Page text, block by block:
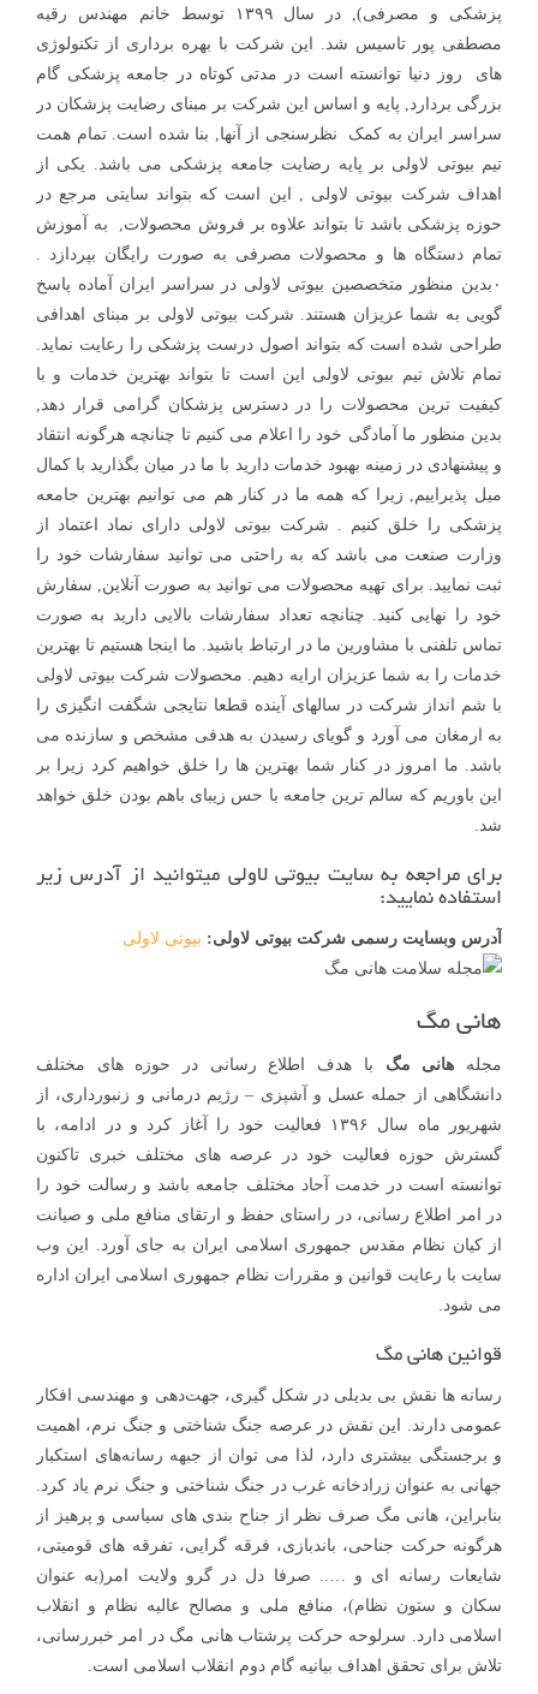
پزشکی و مصرفی), در سال ۱۳۹۹ توسط خانم مهندس رقیه
مصطفی پور تاسیس شد. این شرکت با بهره برداری از تکنولوژی
های روز دنیا توانسته است در مدتی کوتاه در جامعه پزشکی گام
بزرگی بردارد, پایه و اساس این شرکت بر مبنای رضایت پزشکان در
سراسر ایران به کمک نظرسنجی از آنها, بنا شده است. تمام همت
تیم بیوتی لاولی بر پایه رضایت جامعه پزشکی می باشد. یکی از
اهداف شرکت بیوتی لاولی , این است که بتواند سایتی مرجع در
حوزه پزشکی باشد تا بتواند علاوه بر فروش محصولات, به آموزش
تمام دستگاه ها و محصولات مصرفی به صورت رایگان بپردازد .
۰بدین منظور متخصصین بیوتی لاولی در سراسر ایران آماده پاسخ
گویی به شما عزیزان هستند. شرکت بیوتی لاولی بر مبنای اهدافی
طراحی شده است که بتواند اصول درست پزشکی را رعایت نماید.
تمام تلاش تیم بیوتی لاولی این است تا بتواند بهترین خدمات و با
کیفیت ترین محصولات را در دسترس پزشکان گرامی قرار دهد,
بدین منظور ما آمادگی خود را اعلام می کنیم تا چنانچه هرگونه انتقاد
و پیشنهادی در زمینه بهبود خدمات دارید با ما در میان بگذارید با کمال
میل پذیراییم, زیرا که همه ما در کنار هم می توانیم بهترین جامعه
پزشکی را خلق کنیم . شرکت بیوتی لاولی دارای نماد اعتماد از
وزارت صنعت می باشد که به راحتی می توانید سفارشات خود را
ثبت نمایید. برای تهیه محصولات می توانید به صورت آنلاین, سفارش
خود را نهایی کنید. چنانچه تعداد سفارشات بالایی دارید به صورت
تماس تلفنی با مشاورین ما در ارتباط باشید. ما اینجا هستیم تا بهترین
خدمات را به شما عزیزان ارایه دهیم. محصولات شرکت بیوتی لاولی
با شم انداز شرکت در سالهای آینده قطعا نتایجی شگفت انگیزی را
به ارمغان می آورد و گویای رسیدن به هدفی مشخص و سازنده می
باشد. ما امروز در کنار شما بهترین ها را خلق خواهیم کرد زیرا بر
این باوریم که سالم ترین جامعه با حس زیبای باهم بودن خلق خواهد
شد.
برای مراجعه به سایت بیوتی لاولی میتوانید از آدرس زیر
استفاده نمایید:
آدرس وبسایت رسمی شرکت بیوتی لاولی: بیوتی لاولی
هانی مگ
مجله هانی مگ با هدف اطلاع رسانی در حوزه های مختلف
دانشگاهی از جمله عسل و آشپزی – رژیم درمانی و زنبورداری، از
شهریور ماه سال ۱۳۹۶ فعالیت خود را آغاز کرد و در ادامه، با
گسترش حوزه فعالیت خود در عرصه های مختلف خبری تاکنون
توانسته است در خدمت آحاد مختلف جامعه باشد و رسالت خود را
در امر اطلاع رسانی، در راستای حفظ و ارتقای منافع ملی و صیانت
از کیان نظام مقدس جمهوری اسلامی ایران به جای آورد. این وب
سایت با رعایت قوانین و مقررات نظام جمهوری اسلامی ایران اداره
می شود.
قوانین هانی مگ
رسانه ها نقش بی بدیلی در شکل گیری، جهت‌دهی و مهندسی افکار
عمومی دارند. این نقش در عرصه جنگ شناختی و جنگ نرم، اهمیت
و برجستگی بیشتری دارد، لذا می توان از جبهه رسانه‌های استکبار
جهانی به عنوان زرادخانه غرب در جنگ شناختی و جنگ نرم یاد کرد.
بنابراین، هانی مگ صرف نظر از جناح بندی های سیاسی و پرهیز از
هرگونه حرکت جناحی، باندبازی، فرقه گرایی، تفرقه های قومیتی،
شایعات رسانه ای و ….. صرفا دل در گرو ولایت امر(به عنوان
سکان و ستون نظام)، منافع ملی و مصالح عالیه نظام و انقلاب
اسلامی دارد. سرلوحه حرکت پرشتاب هانی مگ در امر خبررسانی،
تلاش برای تحقق اهداف بیانیه گام دوم انقلاب اسلامی است.